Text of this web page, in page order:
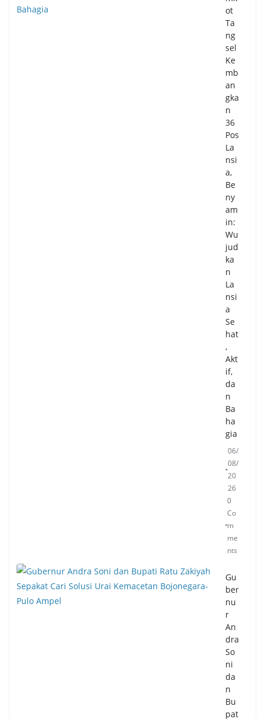
ot
Ta
ng
sel
Ke
mb
an
gka
n
36
Pos
La
nsi
a,
Be
ny
am
in:
Wu
jud
ka
n
La
nsi
a
Se
hat
,
Akt
if,
da
n
Ba
ha
gia
06/
08/
20
26
0
Co
m
me
nts
Gu
ber
nu
r
An
dra
So
ni
da
n
Bu
pat